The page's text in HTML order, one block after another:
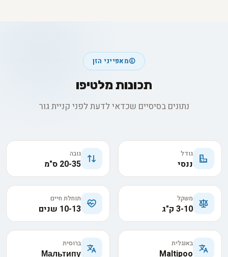
מאפייני הזן
תכונות מלטיפו
נתונים בסיסיים שכדאי לדעת לפני קניית גור
גודל
ננסי
גובה
20-35 ס"מ
משקל
3-10 ק"ג
תוחלת חיים
10-13 שנים
באנגלית
Maltipoo
ברוסית
Мальтипу